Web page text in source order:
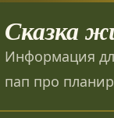
Сказка
Информация
пап про